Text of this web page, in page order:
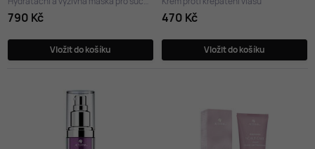
790 Kč
Vložit do košíku
470 Kč
Vložit do košíku